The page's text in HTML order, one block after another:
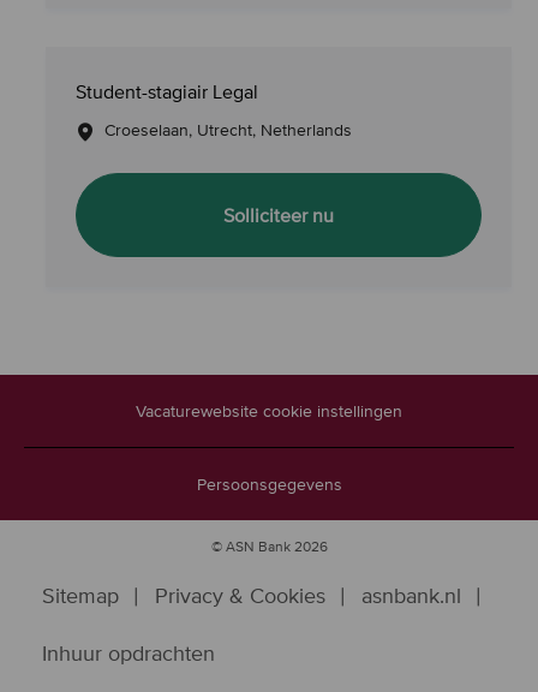
Student-stagiair Legal
Croeselaan, Utrecht, Netherlands
Solliciteer nuStudent-stagiair Legal
Vacaturewebsite cookie instellingen
Persoonsgegevens
© ASN Bank 2026
Sitemap Privacy & Cookies asnbank.nl
Inhuur opdrachten